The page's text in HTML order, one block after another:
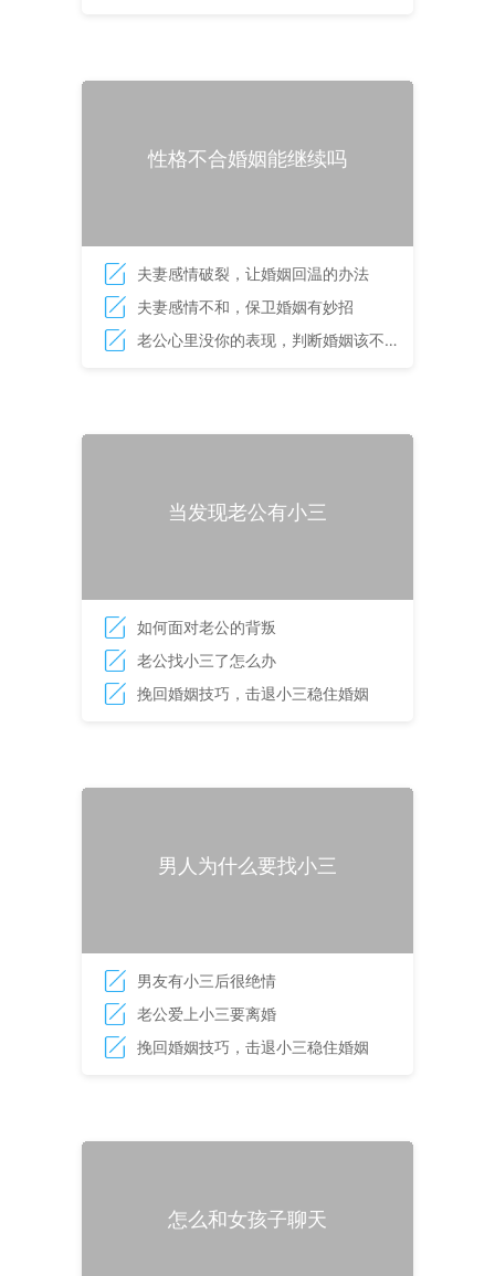
性格不合婚姻能继续吗
夫妻感情破裂，让婚姻回温的办法
夫妻感情不和，保卫婚姻有妙招
老公心里没你的表现，判断婚姻该不该
当发现老公有小三
如何面对老公的背叛
老公找小三了怎么办
挽回婚姻技巧，击退小三稳住婚姻
男人为什么要找小三
男友有小三后很绝情
老公爱上小三要离婚
挽回婚姻技巧，击退小三稳住婚姻
怎么和女孩子聊天